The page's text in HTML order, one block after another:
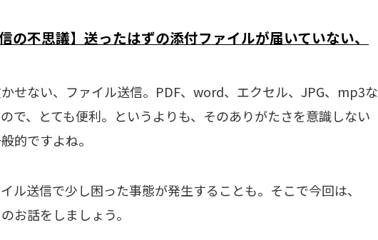
の不思議】送ったはずの添付ファイルが届いていない、
せない、ファイル送信。PDF、word、エクセル、JPG、mp3な
で、とても便利。というよりも、そのありがたさを意識しない
的ですよね。
ル送信で少し困った事態が発生することも。そこで今回は、
お話をしましょう。